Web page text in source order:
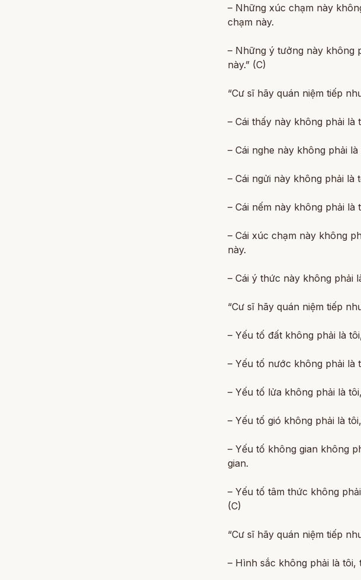
– Những xúc chạm này
chạm này.
– Những ý tưởng này không
này.” (C)
“Cư sĩ hãy quán niệm tiếp
– Cái thấy này không phải là
– Cái nghe này không phải
– Cái ngửi này không phải là
– Cái nếm này không phải
– Cái xúc chạm này không
này.
– Cái ý thức này không phải
“Cư sĩ hãy quán niệm tiếp
– Yếu tố đất không phải là
– Yếu tố nước không phải là
– Yếu tố lửa không phải là
– Yếu tố gió không phải là
– Yếu tố không gian không
gian.
– Yếu tố tâm thức không
(C)
“Cư sĩ hãy quán niệm tiếp
– Hình sắc không phải là